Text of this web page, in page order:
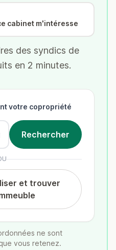
cabinet m'intéresse
des syndics de
en 2 minutes.
votre copropriété
et trouver
ne sont
vous retenez.